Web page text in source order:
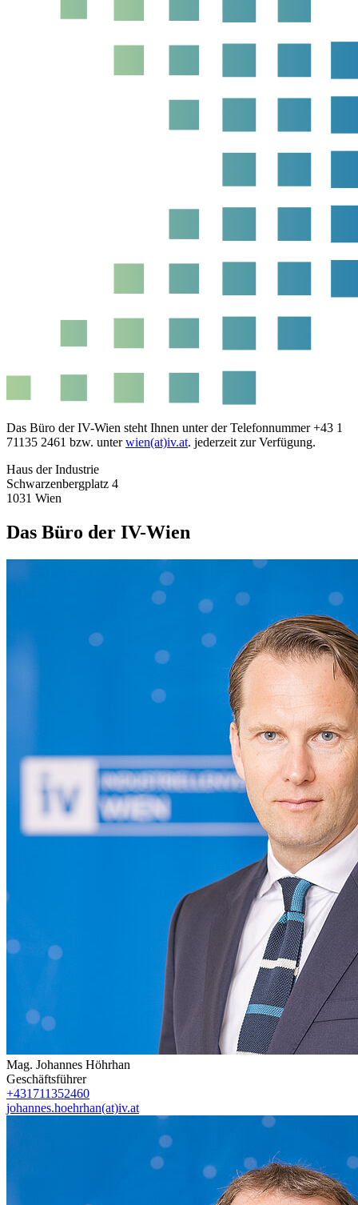
Das Büro der IV-Wien steht Ihnen unter der Telefonnummer +43 1
71135 2461 bzw. unterwien(at)iv.at. jederzeit zur Verfügung.
Haus der Industrie
Schwarzenbergplatz 4
1031 Wien
Das Büro der IV-Wien
Mag. Johannes Höhrhan
Geschäftsführer
+431711352460
johannes.hoehrhan(at)iv.at